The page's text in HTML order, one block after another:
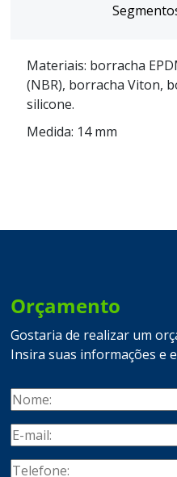
Materiais: borracha
(NBR), borracha Viton,
silicone.
Medida: 14 mm
Orçamento
Gostaria de realizar um
Insira suas informações e